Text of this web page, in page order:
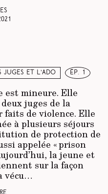
juges et l’ado ép. 1
est mineure. Elle
juges de la
faits de violence. Elle
à plusieurs séjours
de protection de
appelée « prison
la jeune et
sur la façon
vécu…